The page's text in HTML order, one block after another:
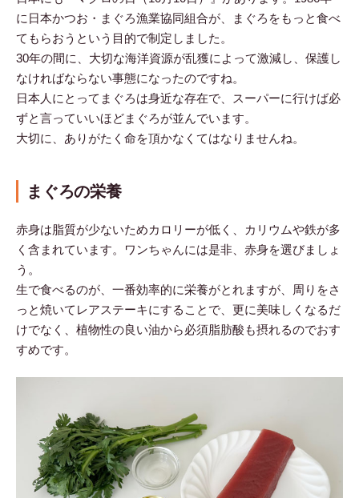
に日本かつお・まぐろ漁業協同組合が、まぐろをもっと食べ
てもらおうという目的で制定しました。
30年の間に、大切な海洋資源が乱獲によって激減し、保護し
なければならない事態になったのですね。
日本人にとってまぐろは身近な存在で、スーパーに行けば必
ずと言っていいほどまぐろが並んでいます。
大切に、ありがたく命を頂かなくてはなりませんね。
まぐろの栄養
赤身は脂質が少ないためカロリーが低く、カリウムや鉄が多
く含まれています。ワンちゃんには是非、赤身を選びましょ
う。
生で食べるのが、一番効率的に栄養がとれますが、周りをさ
っと焼いてレアステーキにすることで、更に美味しくなるだ
けでなく、植物性の良い油から必須脂肪酸も摂れるのでおす
すめです。